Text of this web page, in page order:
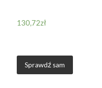
130,72zł
Sprawdź sam